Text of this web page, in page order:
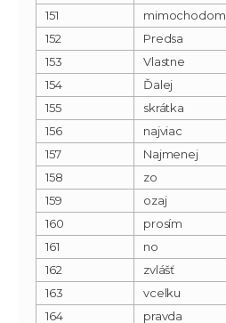
151
mimochodom
152
Predsa
153
Vlastne
154
Ďalej
155
skrátka
156
najviac
157
Najmenej
158
zo
159
ozaj
160
prosím
161
no
162
zvlášť
163
vcelku
164
pravda